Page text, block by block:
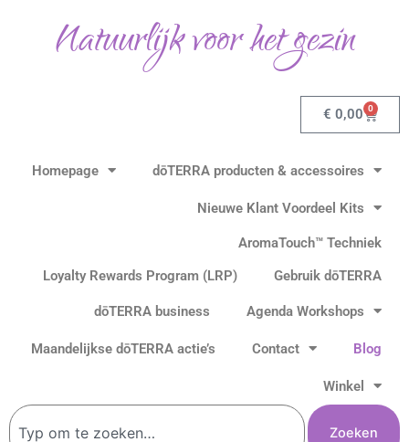
Natuurlijk voor het gezin
€ 0,00 0
Homepage dōTERRA producten & accessoires
Nieuwe Klant Voordeel Kits
AromaTouch™ Techniek
Loyalty Rewards Program (LRP)
Gebruik dōTERRA
dōTERRA business Agenda Workshops
Maandelijkse dōTERRA actie’s Contact Blog
Winkel
Zoeken
Zoeken